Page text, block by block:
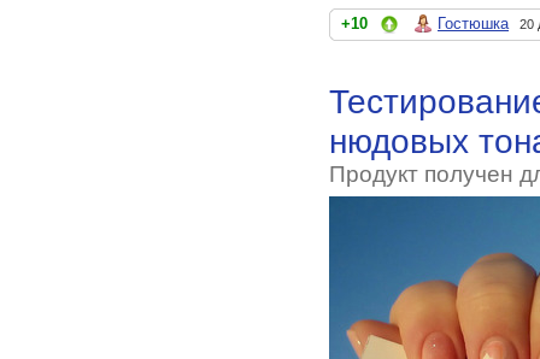
+10 Гостюшка 20
нюдовых
Продукт получен